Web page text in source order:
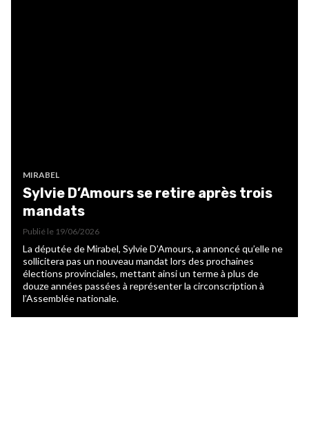
MIRABEL
Sylvie D’Amours se retire après trois
mandats
Publié le 19/06/2026
La députée de Mirabel, Sylvie D’Amours, a annoncé qu’elle ne
sollicitera pas un nouveau mandat lors des prochaines
élections provinciales, mettant ainsi un terme à plus de
douze années passées à représenter la circonscription à
l’Assemblée nationale.